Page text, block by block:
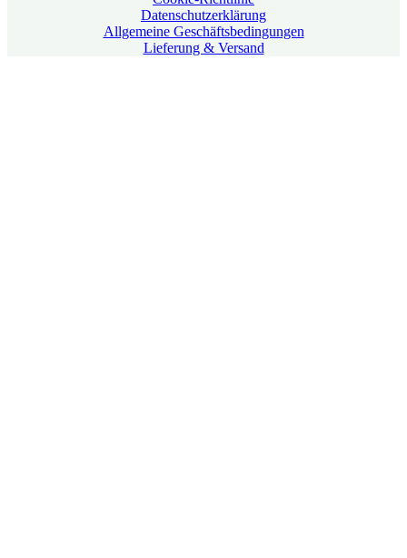
Datenschutzerklärung
Allgemeine Geschäftsbedingungen
Lieferung & Versand